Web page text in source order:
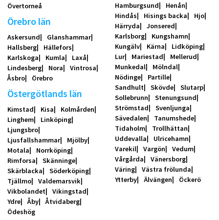
Övertorneå
Örebro län
Askersund
Glanshammar
Hallsberg
Hällefors
Karlskoga
Kumla
Laxå
Lindesberg
Nora
Vintrosa
Åsbro
Örebro
Östergötlands län
Kimstad Kisa
Kolmården
Linghem
Linköping
Ljungsbro
Ljusfallshammar
Mjölby
Motala
Norrköping
Rimforsa
Skänninge
Skärblacka
Söderköping
Tjällmo
Valdemarsvik
Vikbolandet
Vikingstad
Ydre
Åby
Åtvidaberg
Ödeshög
Hamburgsund
Henån
Hindås
Hisings backa
Hjo
Härryda
Jonsered
Karlsborg
Kungshamn
Kungälv
Kärna
Lidköping
Lur
Mariestad
Mellerud
Munkedal
Mölndal
Nödinge
Partille
Sandhult
Skövde
Slutarp
Sollebrunn
Stenungsund
Strömstad
Svenljunga
Sävedalen
Tanumshede
Tidaholm
Trollhättan
Uddevalla
Ulricehamn
Varekil
Vargön
Vedum
Vårgårda
Vänersborg
Väring
Västra frölunda
Ytterby
Älvängen Öckerö